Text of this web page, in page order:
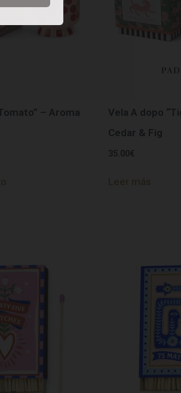
– Aroma
Vela A dopo
Cedar & Fig
35.00€